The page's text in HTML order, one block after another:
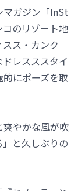
マガジン「InSt
のリゾート地
ス・カンク
レスススタイ
にポーズを取
やかな風が吹
と久しぶりの